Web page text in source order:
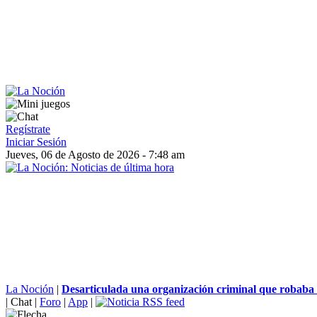
Regístrate
Iniciar Sesión
Jueves, 06 de Agosto de 2026 - 7:48 am
La Noción | Desarticulada una organización criminal que robaba
| Chat | Foro | App |